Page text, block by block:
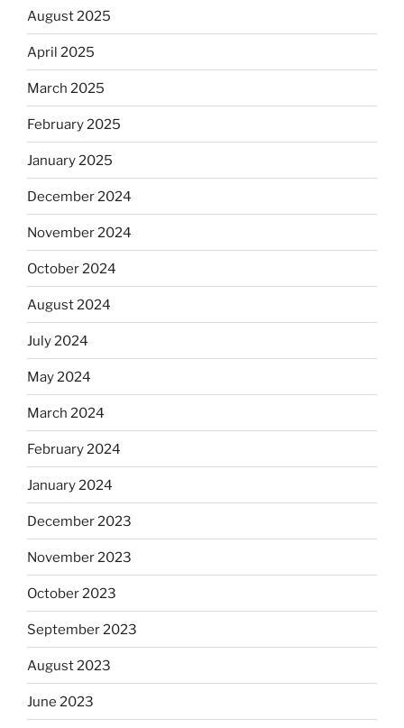
August 2025
April 2025
March 2025
February 2025
January 2025
December 2024
November 2024
October 2024
August 2024
July 2024
May 2024
March 2024
February 2024
January 2024
December 2023
November 2023
October 2023
September 2023
August 2023
June 2023